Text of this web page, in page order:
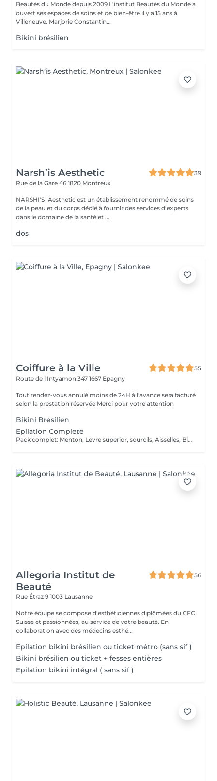
Beautés du Monde depuis 2009 L'institut Beautés du Monde a
ouvert ses espaces de soins et de bien-être il y a 15 ans à
Villeneuve. Marjorie Constantin...
Bikini brésilien
Narsh’is Aesthetic
39
Rue de la Gare 46 1820 Montreux
NARSHI'S_Aesthetic est un établissement renommé de soins
de la peau et du corps dédié à fournir des services d'experts
dans le domaine de la santé et ...
dos
Coiffure à la Ville
55
Route de l'Intyamon 347 1667 Epagny
Tout rendez-vous annulé moins de 24H à l'avance sera facturé
selon la prestation réservée Merci pour votre attention
Bikini Bresilien
Epilation Complete
Pack complet: Menton, Levre superior, sourcils, Aisselles, Bikini Complet et inter-fessier, jambes complet, dos, ventre, epaule - 50%
Allegoria Institut de
Beauté
56
Rue Étraz 9 1003 Lausanne
Notre équipe se compose d'esthéticiennes diplômées du CFC
Suisse et passionnées, au service de votre beauté. En
collaboration avec des médecins esthé...
Epilation bikini brésilien ou ticket métro (sans sif )
Bikini brésilien ou ticket + fesses entières
Epilation bikini intégral ( sans sif )